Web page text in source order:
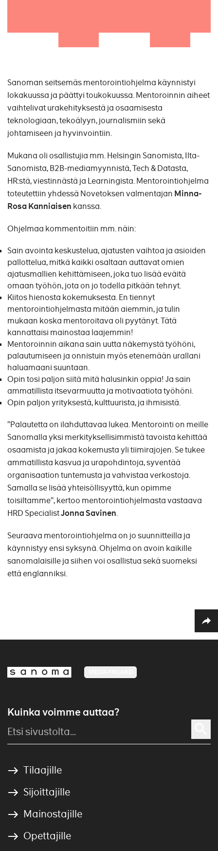
Sanoman seitsemäs mentorointiohjelma käynnistyi
lokakuussa ja päättyi toukokuussa. Mentoroinnin aiheet
vaihtelivat urakehityksestä ja osaamisesta
teknologiaan, tekoälyyn, journalismiin sekä
johtamiseen ja hyvinvointiin.
Mukana oli osallistujia mm. Helsingin Sanomista, Ilta-
Sanomista, B2B-mediamyynnistä, Tech & Datasta,
HR:stä, viestinnästä ja Learningista. Mentorointiohjelma
toteutettiin yhdessä Novetoksen valmentajan Minna-
Rosa Kanniaisen kanssa.
Ohjelmaa kommentoitiin mm. näin:
Sain avointa keskustelua, ajatusten vaihtoa ja asioiden
pallottelua, mitkä kaikki osaltaan auttavat omien
ajatusmallien kehittämiseen, joka tuo lisää eväitä
omaan työhön, jota on jo todella pitkään tehnyt.
Kiitos hienosta kokemuksesta. En tiennyt
mentorointiohjelmasta mitään aiemmin, ja tulin
mukaan koska mentoroitava oli pyytänyt. Tätä
kannattaisi mainostaa laajemmin!
Mentoroinnin aikana sain uutta näkemystä työhöni,
palautumiseen ja onnistuin myös etenemään urallani
haluamaani suuntaan.
Opin tosi paljon siitä mitä halusinkin oppia! Ja sain
ammatillista itsevarmuutta ja motivaatiota työhöni.
Opin paljon yrityksestä, kulttuurista, ja ihmisistä.
”Palautetta on ilahduttavaa lukea. Mentorointi on meille
Sanomalla yksi merkityksellisimmistä tavoista kehittää
osaamista ja jakaa kokemusta yli tiimirajojen. Se tukee
ammatillista kasvua ja urapohdintoja, syventää
organisaation tuntemusta ja vahvistaa verkostoja.
Samalla se lisää yhteisöllisyyttä, kun opimme
toisiltamme”, kertoo mentorointiohjelmasta vastaava
HRD SpecialistJonna Savinen.
Seuraava mentorointiohjelma on jo suunnitteilla ja
käynnistyy ensi syksynä. Ohjelma on avoin kaikille
sanomalaisille ja siihen voi osallistua sekä suomeksi
että englanniksi.
Kuinka voimme auttaa?
Tilaajille
Sijoittajille
Mainostajille
Opettajille